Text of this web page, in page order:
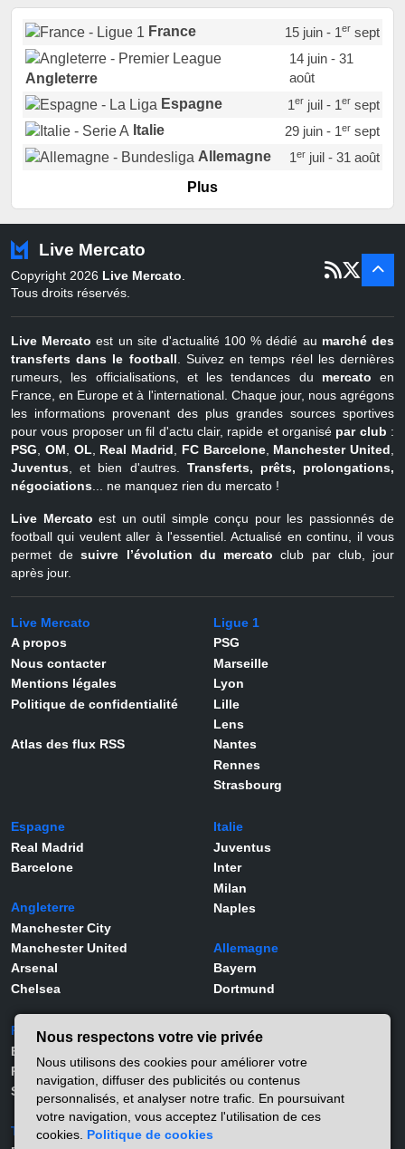
France 15 juin - 1ersept
Angleterre
14 juin - 31
août
Espagne
1erjuil - 1ersept
Italie
29 juin - 1ersept
Allemagne
1erjuil - 31 août
Portugal
Pays-Bas
22 juin - 2 sept
Belgique
juil - 31
Plus
Live Mercato
Copyright 2026 Live Mercato
Tous droits réservés.
Live Mercato est un site d'actualité 100 % dédié au marché des
transferts dans le football . Suivez en temps réel les dernières
rumeurs, les officialisations, et les tendances du mercato en
France, en Europe et à l'international. Chaque jour, nous agrégons
les informations provenant des plus grandes sources sportives
pour vous proposer un fil d'actu clair, rapide et organisé par club :
PSG
OM OL Real Madrid FC Barcelone, Manchester United
Juventus , et bien d'autres. Transferts, prêts, prolongations,
négociations ... ne manquez rien du mercato !
Live Mercato est un outil simple conçu pour les passionnés de
football qui veulent aller à l'essentiel. Actualisé en continu, il vous
permet desuivre l’évolution du mercato club par club, jour
après jour.
Live Mercato
A propos
Nous contacter
Mentions légales
Politique de confidentialité
Atlas des flux RSS
Ligue 1
PSG
Marseille
Lyon
Lille
Lens
Nantes
Rennes
Strasbourg
Espagne
Real Madrid
Barcelone
Angleterre
Manchester City
Manchester United
Arsenal
Chelsea
Italie
Juventus
Inter
Milan
Naples
Allemagne
Bayern
Dortmund
Portugal
Benfica
Porto
Sporting
Turquie
Joueurs
Lamine Yamal
Rodrygo
Vinicius Jr
Nous respectons votre vie privée
Nous utilisons des cookies pour améliorer votre
navigation, diffuser des publicités ou contenus
personnalisés, et analyser notre trafic. En poursuivant
votre navigation, vous acceptez l'utilisation de ces
cookies. Politique de cookies